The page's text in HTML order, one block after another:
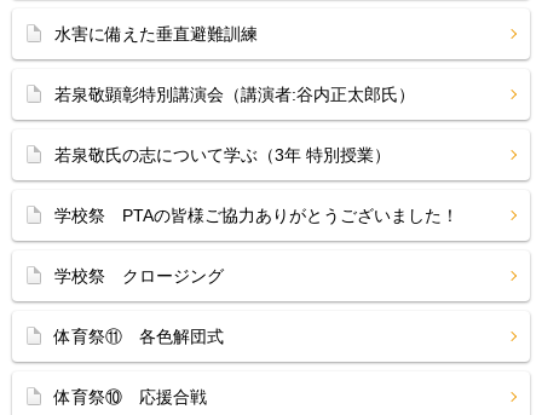
水害に備えた垂直避難訓練
若泉敬顕彰特別講演会（講演者:谷内正太郎氏）
若泉敬氏の志について学ぶ（3年 特別授業）
学校祭 PTAの皆様ご協力ありがとうございました！
学校祭 クロージング
体育祭⑪ 各色解団式
体育祭⑩ 応援合戦